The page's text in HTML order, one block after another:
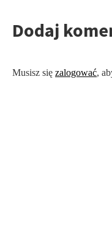
Dodaj
Musisz się zalogować,